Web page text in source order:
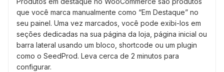
que você marca manualmente como “Em Destaque” no
seu painel. Uma vez marcados, você pode exibi-los em
seções dedicadas na sua página da loja, página inicial ou
barra lateral usando um bloco, shortcode ou um plugin
como o SeedProd. Leva cerca de 2 minutos para
configurar.